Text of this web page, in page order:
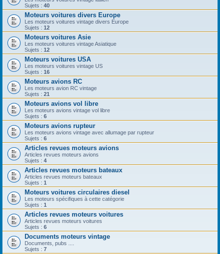
Sujets : 40
Moteurs voitures divers Europe
Les moteurs voitures vintage divers Europe
Sujets : 12
Moteurs voitures Asie
Les moteurs voitures vintage Asiatique
Sujets : 12
Moteurs voitures USA
Les moteurs voitures vintage US
Sujets : 16
Moteurs avions RC
Les moteurs avion RC vintage
Sujets : 21
Moteurs avions vol libre
Les moteurs avions vintage vol libre
Sujets : 6
Moteurs avions rupteur
Les moteurs avions vintage avec allumage par rupteur
Sujets : 6
Articles revues moteurs avions
Articles revues moteurs avions
Sujets : 4
Articles revues moteurs bateaux
Articles revues moteurs bateaux
Sujets : 1
Moteurs voitures circulaires diesel
Les moteurs spécifiques à cette catégorie
Sujets : 1
Articles revues moteurs voitures
Articles revues moteurs voitures
Sujets : 6
Documents moteurs vintage
Documents, pubs ....
Sujets : 7